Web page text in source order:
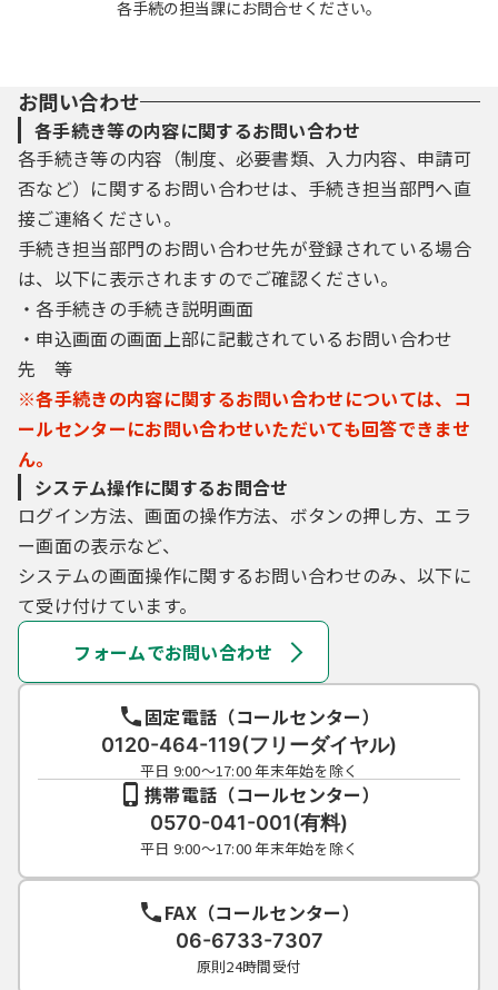
各手続の担当課にお問合せください。
お問い合わせ
各手続き等の内容に関するお問い合わせ
各手続き等の内容（制度、必要書類、入力内容、申請可
否など）に関するお問い合わせは、手続き担当部門へ直
接ご連絡ください。
手続き担当部門のお問い合わせ先が登録されている場合
は、以下に表示されますのでご確認ください。
・各手続きの手続き説明画面
・申込画面の画面上部に記載されているお問い合わせ
先 等
※各手続きの内容に関するお問い合わせについては、コ
ールセンターにお問い合わせいただいても回答できませ
ん。
システム操作に関するお問合せ
ログイン方法、画面の操作方法、ボタンの押し方、エラ
ー画面の表示など、
システムの画面操作に関するお問い合わせのみ、以下に
て受け付けています。
フォームでお問い合わせ
固定電話（コールセンター）
0120-464-119(フリーダイヤル)
平日 9:00～17:00 年末年始を除く
携帯電話（コールセンター）
0570-041-001(有料)
平日 9:00～17:00 年末年始を除く
FAX（コールセンター）
06-6733-7307
原則24時間受付